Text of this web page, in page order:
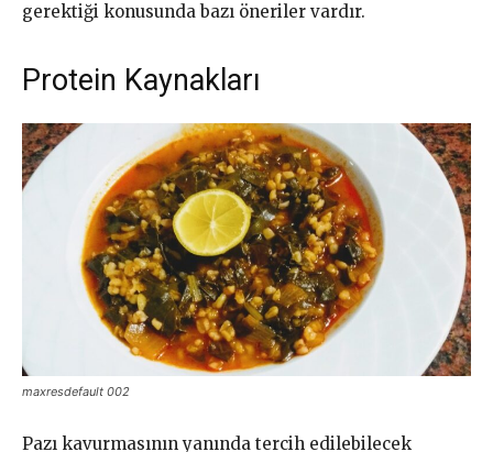
gerektiği konusunda bazı öneriler vardır.
Protein Kaynakları
maxresdefault 002
Pazı kavurmasının yanında tercih edilebilecek